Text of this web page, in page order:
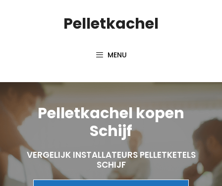
Pelletkachel
MENU
Pelletkachel kopen
Schijf
VERGELIJK INSTALLATEURS PELLETKETELS
SCHIJF